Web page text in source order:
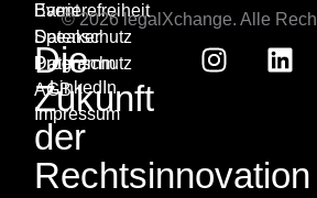
Die
Zukunft
der
Rechtsinnovation
Event
Speaker
Programm
AGB
Barrierefreiheit
Datenschutz
Datenschutz
LinkedIn
Impressum
© 2026 legalXchange. Alle